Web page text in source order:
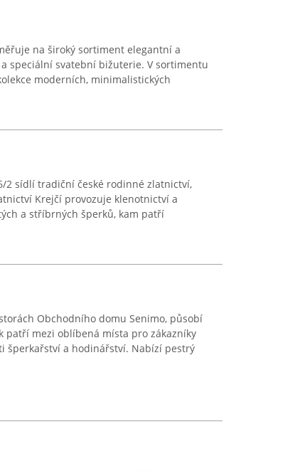
na široký sortiment elegantní a
speciální svatební bižuterie. V sortimentu
moderních, minimalistických
2 sídlí tradiční české rodinné zlatnictví,
Krejčí provozuje klenotnictví a
a stříbrných šperků, kam patří
Obchodního domu Senimo, působí
patří mezi oblíbená místa pro zákazníky
šperkařství a hodinářství. Nabízí pestrý